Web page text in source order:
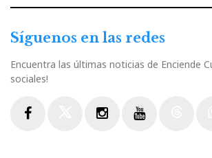
Síguenos en las redes
Encuentra las últimas noticias de Enciende
sociales!